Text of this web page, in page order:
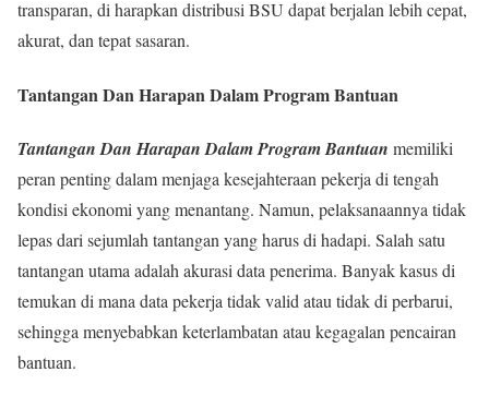
transparan, di harapkan distribusi BSU dapat berjalan lebih cepat,
akurat, dan tepat sasaran.
Tantangan Dan Harapan Dalam Program Bantuan
Tantangan Dan Harapan Dalam Program Bantuan memiliki
peran penting dalam menjaga kesejahteraan pekerja di tengah
kondisi ekonomi yang menantang. Namun, pelaksanaannya tidak
lepas dari sejumlah tantangan yang harus di hadapi. Salah satu
tantangan utama adalah akurasi data penerima. Banyak kasus di
temukan di mana data pekerja tidak valid atau tidak di perbarui,
sehingga menyebabkan keterlambatan atau kegagalan pencairan
bantuan.